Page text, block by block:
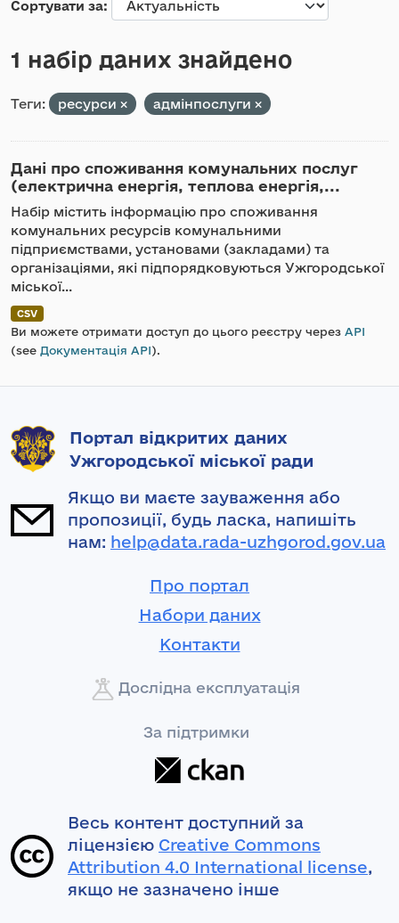
Сортувати за
1 набір даних знайдено
Теги: ресурси адмінпослуги
Дані про споживання комунальних послуг
(електрична енергія, теплова енергія,...
Набір містить інформацію про споживання
комунальних ресурсів комунальними
підприємствами, установами (закладами) та
організаціями, які підпорядковуються Ужгородської
міської...
CSV
Ви можете отримати доступ до цього реєстру через API
(see Документація API).
Портал відкритих даних
Ужгородської міської ради
Якщо ви маєте зауваження або
пропозиції, будь ласка, напишіть
нам: help@data.rada-uzhgorod.gov.ua
Про портал
Набори даних
Контакти
Дослідна експлуатація
За підтримки
Весь контент доступний за
ліцензією Creative Commons
Attribution 4.0 International license,
якщо не зазначено інше